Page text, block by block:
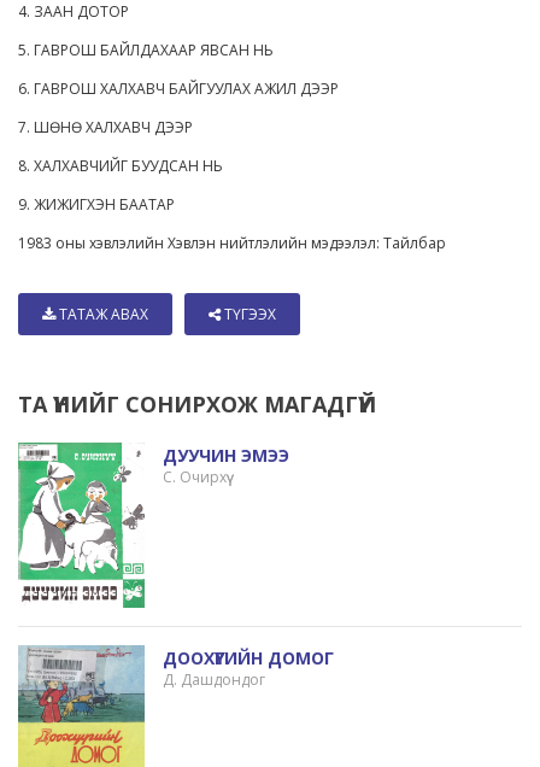
4. ЗААН ДОТОР
5. ГАВРОШ БАЙЛДАХААР ЯВСАН НЬ
6. ГАВРОШ ХАЛХАВЧ БАЙГУУЛАХ АЖИЛ ДЭЭР
7. ШӨНӨ ХАЛХАВЧ ДЭЭР
8. ХАЛХАВЧИЙГ БУУДСАН НЬ
9. ЖИЖИГХЭН БААТАР
1983 оны хэвлэлийн Хэвлэн нийтлэлийн мэдээлэл: Тайлбар
ТАТАЖ АВАХ ТҮГЭЭХ
ТА ҮҮНИЙГ СОНИРХОЖ МАГАДГҮЙ
ДУУЧИН ЭМЭЭ
С. Очирхүү
ДООХҮҮГИЙН ДОМОГ
Д. Дашдондог